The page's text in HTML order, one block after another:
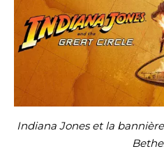
Indiana Jones et la